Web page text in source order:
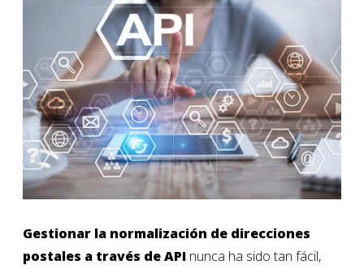
Gestionar la normalización de direcciones
postales a través de API nunca ha sido tan fácil,